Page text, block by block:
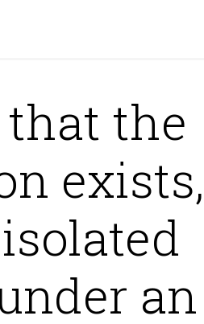
the
exists,
an